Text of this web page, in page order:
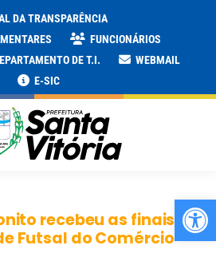
DA TRANSPARÊNCIA
FUNCIONÁRIOS
DE T.I.
WEBMAIL
E-SIC
recebeu as finais
Futsal do Comércio